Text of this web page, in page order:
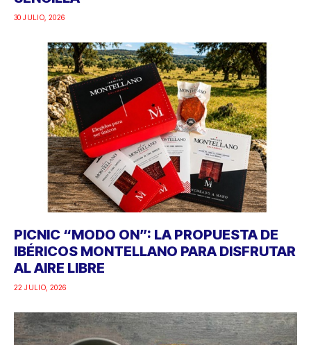
30 JULIO, 2026
PICNIC “MODO ON”: LA PROPUESTA DE
IBÉRICOS MONTELLANO PARA DISFRUTAR
AL AIRE LIBRE
22 JULIO, 2026